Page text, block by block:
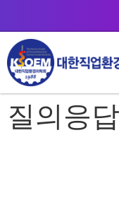
질의응답